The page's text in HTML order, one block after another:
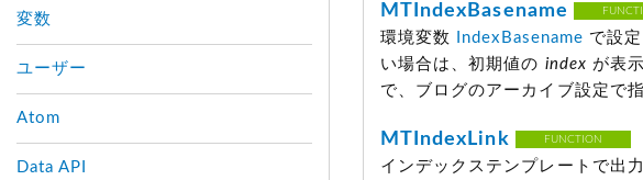
MTIndexBasename
環境変数 IndexBasename で設
い場合は、初期値の index が表
で、ブログのアーカイブ設定で
MTIndexLink FUNCTION
インデックステンプレートで出
変数
ユーザー
Atom
Data API